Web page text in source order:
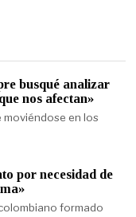
busqué analizar
nos afectan»
en los
por necesidad de
formado